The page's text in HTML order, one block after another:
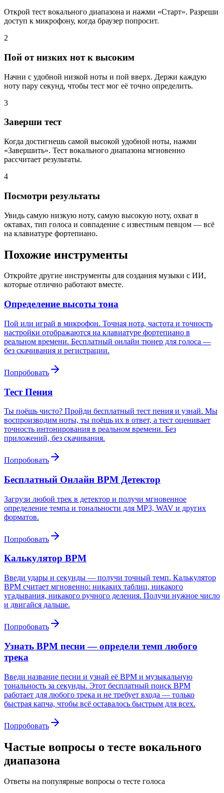
Открой тест вокального диапазона и нажми «Старт». Разреши
доступ к микрофону, когда браузер попросит.
2
Пой от низких нот к высоким
Начни с удобной низкой ноты и пой вверх. Держи каждую
ноту пару секунд, чтобы тест мог её точно определить.
3
Заверши тест
Когда достигнешь самой высокой удобной ноты, нажми
«Завершить». Тест вокального диапазона мгновенно
рассчитает результаты.
4
Посмотри результаты
Увидь самую низкую ноту, самую высокую ноту, охват в
октавах, тип голоса и совпадение с известным певцом — всё
на клавиатуре фортепиано.
Похожие инструменты
Откройте другие инструменты для создания музыки с ИИ,
которые отлично работают вместе.
Определение высоты тона
Пой или играй в микрофон. Точная нота, частота и точность
настройки отображаются на клавиатуре фортепиано в
реальном времени. Бесплатный онлайн тюнер для голоса —
без скачивания и регистрации.
Попробовать
Тест Пения
Ты поёшь чисто? Пройди бесплатный тест пения и узнай. Мы
воспроизводим ноты, ты поёшь их в ответ, а тест оценивает
точность интонирования в реальном времени. Без
приложений, без скачивания.
Попробовать
Бесплатный Онлайн BPM Детектор
Загрузи любой трек в детектор и получи мгновенное
определение темпа и тональности для MP3, WAV и других
форматов.
Попробовать
Калькулятор BPM
Введи удары и секунды — получи точный темп. Калькулятор
BPM считает мгновенно: никаких таблиц, никакого
угадывания, никакого ручного деления. Получи нужное число
и двигайся дальше.
Попробовать
Узнать BPM песни — определи темп любого
трека
Введи название песни и узнай её BPM и музыкальную
тональность за секунды. Этот бесплатный поиск BPM
работает для любого трека и не требует входа — только
быстрая капча, чтобы всё оставалось быстрым для всех.
Попробовать
Частые вопросы о тесте вокального
диапазона
Ответы на популярные вопросы о тесте голоса